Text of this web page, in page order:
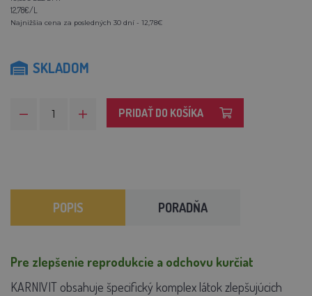
12,78€/L
Najnižšia cena za posledných 30 dní - 12,78€
SKLADOM
PRIDAŤ DO KOŠÍKA
POPIS PORADŇA
Pre zlepšenie reprodukcie a odchovu kurčiat
KARNIVIT obsahuje špecifický komplex látok zlepšujúcich